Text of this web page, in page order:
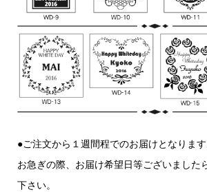
●ご注文から１週間程でのお届けとなります
お急ぎの際、お届け希望日等ございました
下さい。